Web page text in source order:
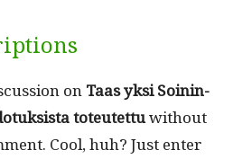
on Taas yksi Soin­in­
toteutet­tuwith­out
Cool, huh? Just enter